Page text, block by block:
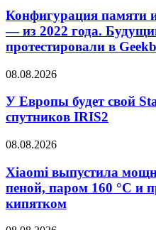
Конфигурация памяти
— из 2022 года.
протестировали в
08.08.2026
У Европы будет свой
спутников IRIS2
08.08.2026
Xiaomi выпустила
пеной, паром 160 °C и
кипятком